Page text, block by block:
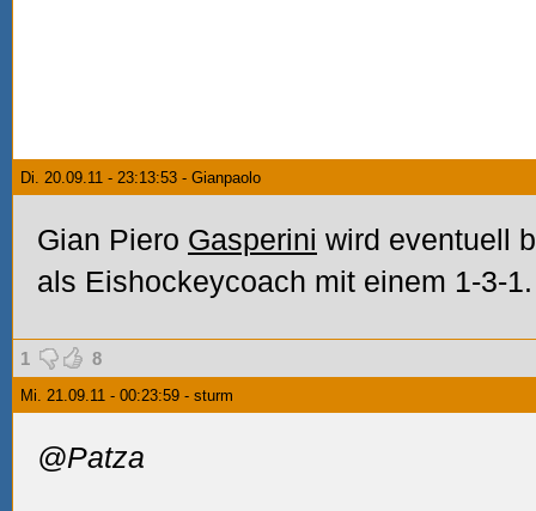
Di. 20.09.11 - 23:13:53 - Gianpaolo
Gian Piero Gasperini wird eventuell
als Eishockeycoach mit einem 1-3-1.
1 8
Mi. 21.09.11 - 00:23:59 - sturm
@Patza